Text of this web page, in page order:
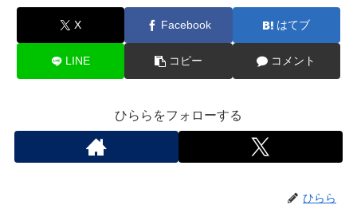
X Facebook はてブ
LINE コピー コメント
ひららをフォローする
ひらら